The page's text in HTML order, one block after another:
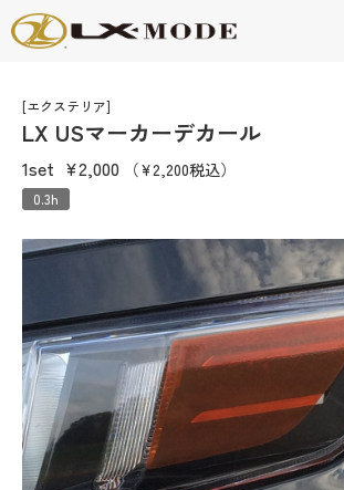
[エクステリア]
LX USマーカーデカール
1set ¥2,000 （¥2,200税込）
0.3h